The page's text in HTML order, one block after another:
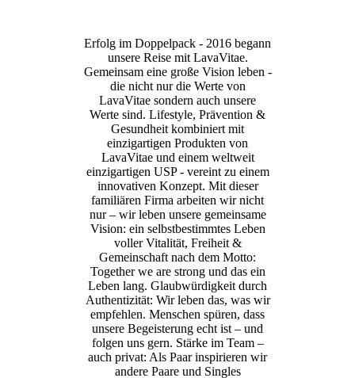
Erfolg im Doppelpack - 2016 begann
unsere Reise mit LavaVitae.
Gemeinsam eine große Vision leben -
die nicht nur die Werte von
LavaVitae sondern auch unsere
Werte sind. Lifestyle, Prävention &
Gesundheit kombiniert mit
einzigartigen Produkten von
LavaVitae und einem weltweit
einzigartigen USP - vereint zu einem
innovativen Konzept. Mit dieser
familiären Firma arbeiten wir nicht
nur – wir leben unsere gemeinsame
Vision: ein selbstbestimmtes Leben
voller Vitalität, Freiheit &
Gemeinschaft nach dem Motto:
Together we are strong und das ein
Leben lang. Glaubwürdigkeit durch
Authentizität: Wir leben das, was wir
empfehlen. Menschen spüren, dass
unsere Begeisterung echt ist – und
folgen uns gern. Stärke im Team –
auch privat: Als Paar inspirieren wir
andere Paare und Singles